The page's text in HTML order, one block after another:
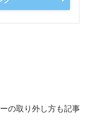
の取り外し方も記事